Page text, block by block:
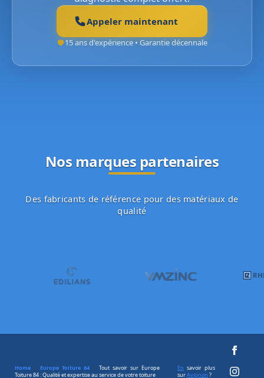
Appeler maintenant
15 ans d'expérience • Garantie décennale
Nos marques partenaires
Des fabricants de référence pour des matériaux de
qualité
Home » Europe Toiture 84 » Tout savoir sur Europe
Toiture 84 : Qualité et expertise au service de votre toiture
En savoir plus
surAvignon ?